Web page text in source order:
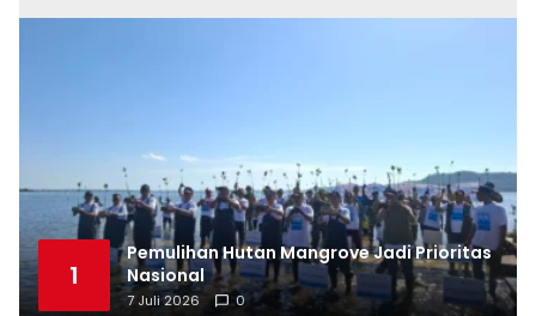
1
Pemulihan Hutan Mangrove Jadi Prioritas
Nasional
7 Juli 2026 0